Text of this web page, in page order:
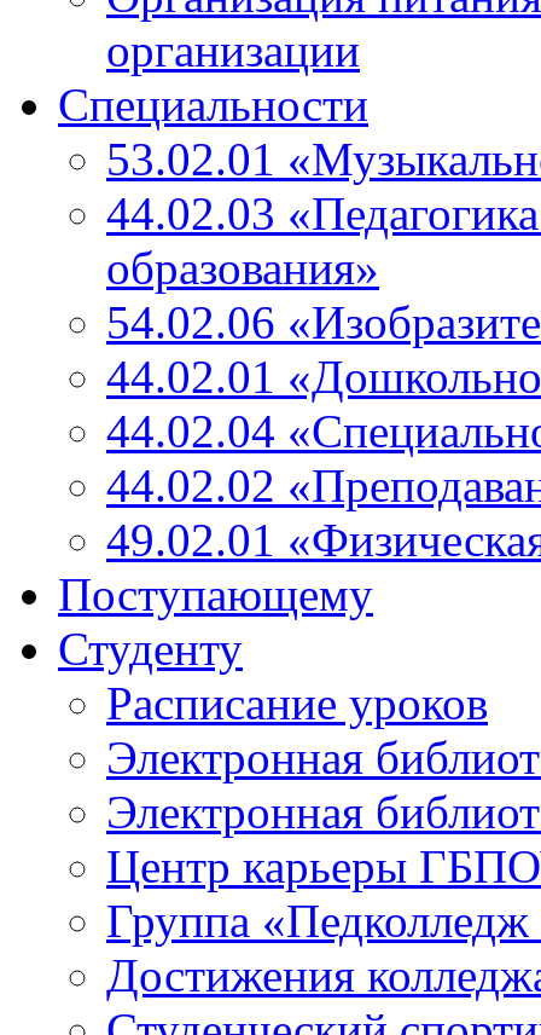
организации
Специальности
53.02.01
44.02.03
образования»
54.02.06
44.02.01
44.02.04
44.02.02
49.02.01
Поступающему
Студенту
Расписание уроков
Электронная
Электронная
Центр карьеры
Группа «Педколледж
Достижения